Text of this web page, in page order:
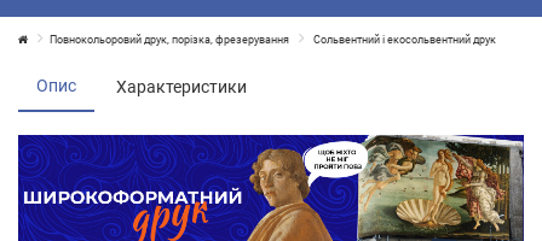
Повнокольоровий друк, порізка, фрезерування Сольвентний і екосольвентний друк
Опис Характеристики